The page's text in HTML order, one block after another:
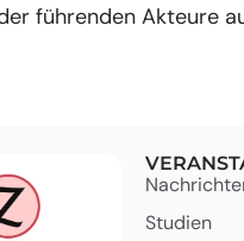
führenden Akteure
Studien